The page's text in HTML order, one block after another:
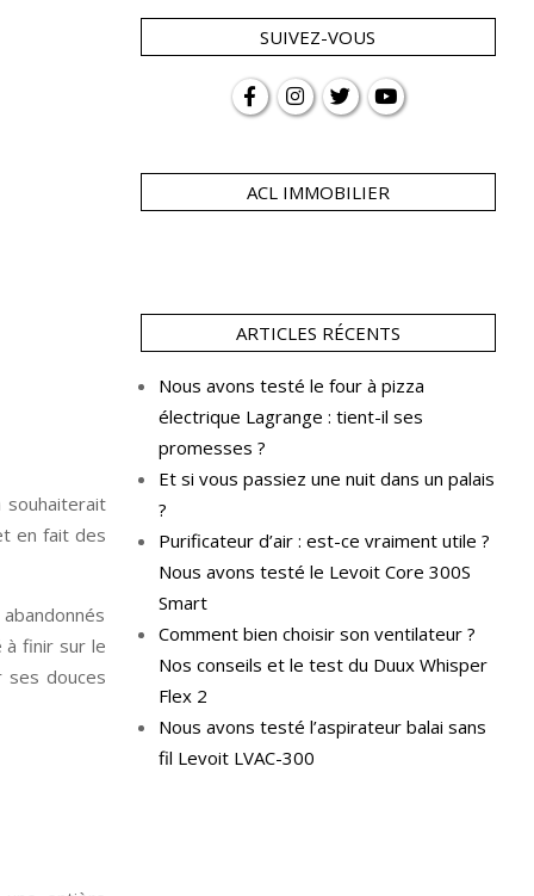
souhaiterait
en fait des
à finir sur le
ses douces
SUIVEZ-VOUS
ACL IMMOBILIER
ARTICLES RÉCENTS
Nous avons testé le four à pizza
électrique Lagrange : tient-il ses
promesses ?
Et si vous passiez une nuit dans un palais
?
Purificateur d’air : est-ce vraiment utile ?
Nous avons testé le Levoit Core 300S
Smart
Comment bien choisir son ventilateur ?
Nos conseils et le test du Duux Whisper
Flex 2
Nous avons testé l’aspirateur balai sans
fil Levoit LVAC-300